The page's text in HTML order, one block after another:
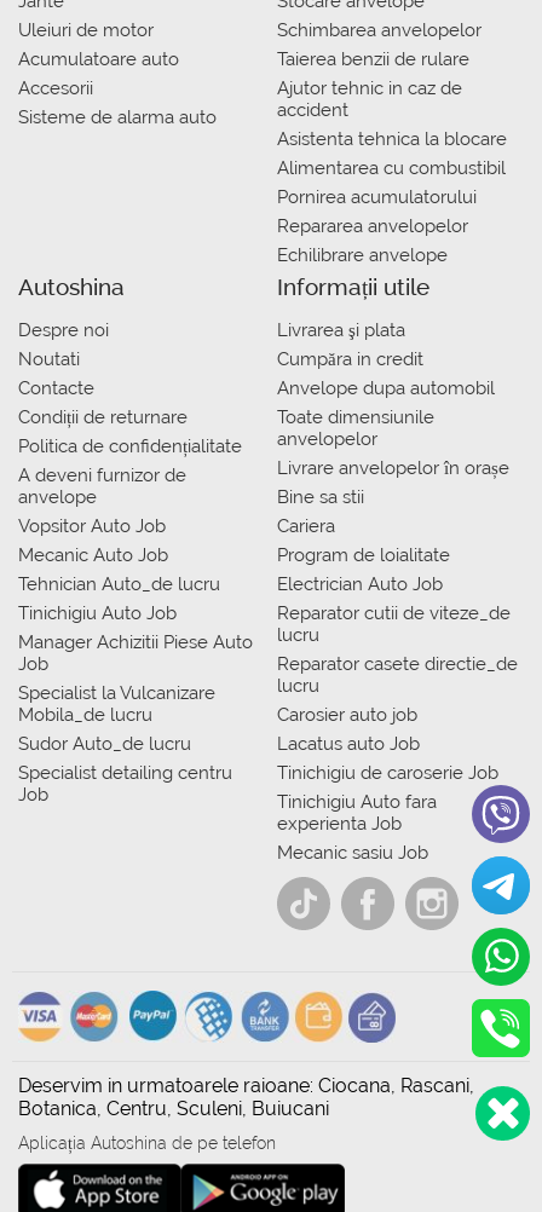
Uleiuri de motor
Acumulatoare auto
Accesorii
Sisteme de alarma auto
Schimbarea anvelopelor
Taierea benzii de rulare
Ajutor tehnic in caz de
accident
Asistenta tehnica la blocare
Alimentarea cu combustibil
Pornirea acumulatorului
Repararea anvelopelor
Echilibrare anvelope
Autoshina
Despre noi
Noutati
Contacte
Condiții de returnare
Politica de confidențialitate
A deveni furnizor de
anvelope
Vopsitor Auto Job
Mecanic Auto Job
Tehnician Auto_de lucru
Tinichigiu Auto Job
Manager Achizitii Piese Auto
Job
Specialist la Vulcanizare
Mobila_de lucru
Sudor Auto_de lucru
Specialist detailing centru
Job
Informații utile
Livrarea şi plata
Сumpăra in credit
Anvelope dupa automobil
Toate dimensiunile
anvelopelor
Livrare anvelopelor în orașe
Bine sa stii
Cariera
Program de loialitate
Electrician Auto Job
Reparator cutii de viteze_de
lucru
Reparator casete directie_de
lucru
Carosier auto job
Lacatus auto Job
Tinichigiu de caroserie Job
Tinichigiu Auto fara
experienta Job
Mecanic sasiu Job
Deservim in urmatoarele raioane: Ciocana, Rascani,
Botanica, Centru, Sculeni, Buiucani
Aplicația Autoshina de pe telefon